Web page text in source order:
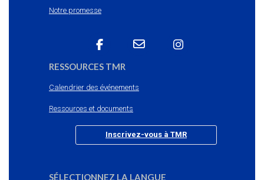
Notre promesse
RESSOURCES TMR
Calendrier des événements
Ressources et documents
Inscrivez-vous à TMR
SÉLECTIONNEZ LA LANGUE